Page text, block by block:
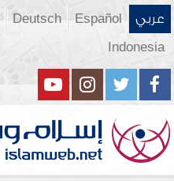
عربي Español
Deutsch
Indonesia